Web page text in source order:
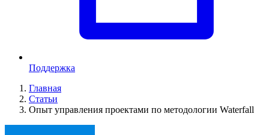
Поддержка
Главная
Статьи
Опыт управления проектами по методологии Waterfall